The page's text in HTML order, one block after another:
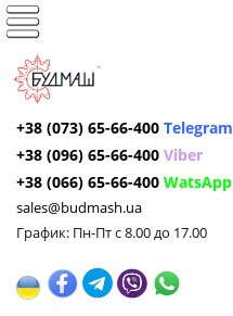
+38 (073) 65-66-400 Telegram
+38 (096) 65-66-400 Viber
+38 (066) 65-66-400 WatsApp
sales@budmash.ua
График: Пн-Пт с 8.00 до 17.00